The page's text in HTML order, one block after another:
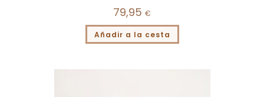
79,95 €
Añadir a la cesta